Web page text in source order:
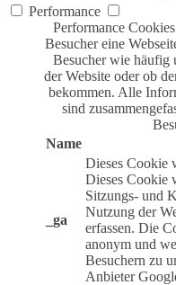
Performance
Performance
Besucher eine
Besucher wie häufig
der Website oder ob
bekommen. Alle
sind
Name
_ga
Dieses Cookie
Dieses Cookie
Sitzungs- und
Nutzung der
erfassen. Die
anonym und
Besuchern zu
Anbieter